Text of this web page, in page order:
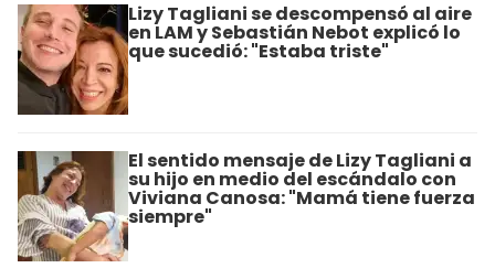
Lizy Tagliani se descompensó al aire
en LAM y Sebastián Nebot explicó lo
que sucedió: "Estaba triste"
El sentido mensaje de Lizy Tagliani a
su hijo en medio del escándalo con
Viviana Canosa: "Mamá tiene fuerza
siempre"